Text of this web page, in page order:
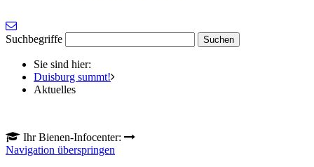
Suchbegriffe
Sie sind hier:
Duisburg summt!
Aktuelles
Ihr Bienen-Infocenter:
Navigation überspringen